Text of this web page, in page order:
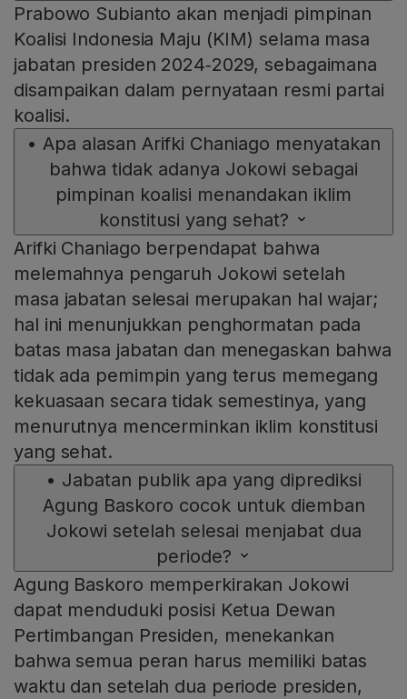
Prabowo Subianto akan menjadi pimpinan
Koalisi Indonesia Maju (KIM) selama masa
jabatan presiden 2024‑2029, sebagaimana
disampaikan dalam pernyataan resmi partai
koalisi.
• Apa alasan Arifki Chaniago menyatakan
bahwa tidak adanya Jokowi sebagai
pimpinan koalisi menandakan iklim
konstitusi yang sehat?
Arifki Chaniago berpendapat bahwa
melemahnya pengaruh Jokowi setelah
masa jabatan selesai merupakan hal wajar;
hal ini menunjukkan penghormatan pada
batas masa jabatan dan menegaskan bahwa
tidak ada pemimpin yang terus memegang
kekuasaan secara tidak semestinya, yang
menurutnya mencerminkan iklim konstitusi
yang sehat.
• Jabatan publik apa yang diprediksi
Agung Baskoro cocok untuk diemban
Jokowi setelah selesai menjabat dua
periode?
Agung Baskoro memperkirakan Jokowi
dapat menduduki posisi Ketua Dewan
Pertimbangan Presiden, menekankan
bahwa semua peran harus memiliki batas
waktu dan setelah dua periode presiden,